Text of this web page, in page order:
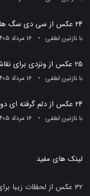
24 عکس از سی دی سگ های نگهبان و بهترین لحظات شیرین آن‌ها
بانازنین لطفی 16 مرداد 1405
25 عکس از ونزدی برای نقاشی ساده و شگفت‌انگیز
بانازنین لطفی 16 مرداد 1405
24 عکس از دلم گرفته ای دوست هوای گریه
بانازنین لطفی 16 مرداد 1405
لینک های مفید
32 عکس از لحظات زیبا برای پروفایل شما